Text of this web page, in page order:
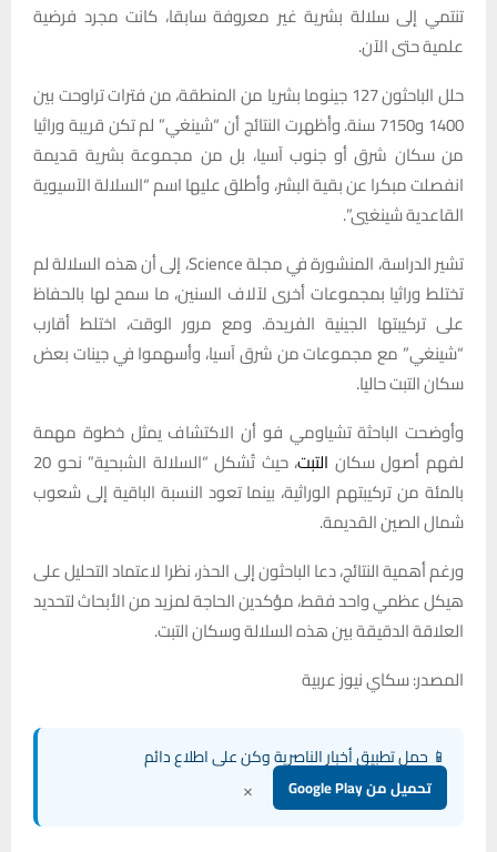
تنتمي إلى سلالة بشرية غير معروفة سابقا، كانت مجرد فرضية
علمية حتى الآن.
حلل الباحثون 127 جينوما بشريا من المنطقة، من فترات تراوحت بين
1400 و7150 سنة. وأظهرت النتائج أن “شينغي” لم تكن قريبة وراثيا
من سكان شرق أو جنوب آسيا، بل من مجموعة بشرية قديمة
انفصلت مبكرا عن بقية البشر، وأطلق عليها اسم “السلالة الآسيوية
القاعدية شينغيي”.
تشير الدراسة، المنشورة في مجلة Science، إلى أن هذه السلالة لم
تختلط وراثيا بمجموعات أخرى لآلاف السنين، ما سمح لها بالحفاظ
على تركيبتها الجينية الفريدة. ومع مرور الوقت، اختلط أقارب
“شينغي” مع مجموعات من شرق آسيا، وأسهموا في جينات بعض
سكان التبت حاليا.
وأوضحت الباحثة تشياومي فو أن الاكتشاف يمثل خطوة مهمة
لفهم أصول سكان التبت
، حيث تُشكل “السلالة الشبحية” نحو 20
بالمئة من تركيبتهم الوراثية، بينما تعود النسبة الباقية إلى شعوب
شمال الصين القديمة.
ورغم أهمية النتائج، دعا الباحثون إلى الحذر، نظرا لاعتماد التحليل على
هيكل عظمي واحد فقط، مؤكدين الحاجة لمزيد من الأبحاث لتحديد
العلاقة الدقيقة بين هذه السلالة وسكان التبت.
المصدر: سكاي نيوز عربية
📱 حمل تطبيق أخبار الناصرية وكن على اطلاع دائم
تحميل من Google Play ×